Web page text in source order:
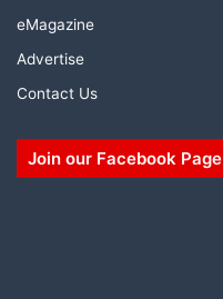
eMagazine
Advertise
Contact Us
Join our Facebook Page